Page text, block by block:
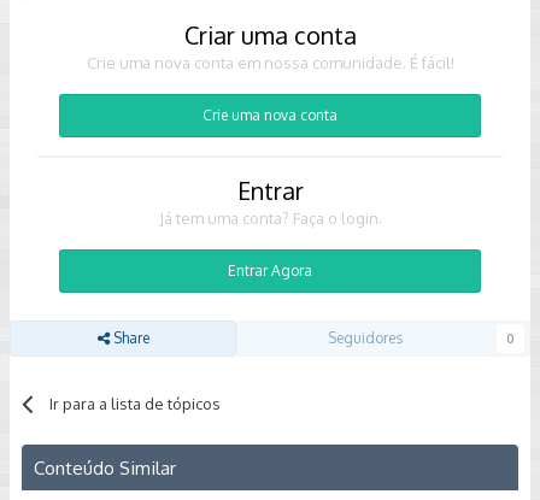
Criar uma conta
Crie uma nova conta em nossa comunidade. É fácil!
Crie uma nova conta
Entrar
Já tem uma conta? Faça o login.
Entrar Agora
Share Seguidores 0
Ir para a lista de tópicos
Conteúdo Similar